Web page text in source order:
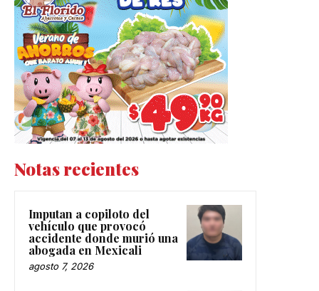
Notas recientes
Imputan a copiloto del
vehículo que provocó
accidente donde murió una
abogada en Mexicali
agosto 7, 2026